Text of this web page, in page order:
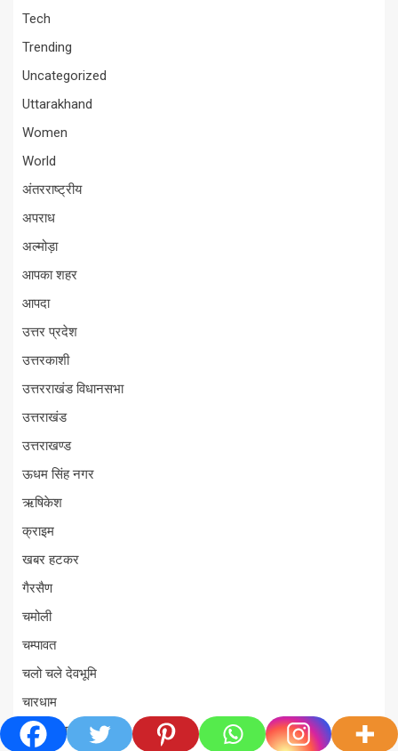
Tech
Trending
Uncategorized
Uttarakhand
Women
World
अंतरराष्ट्रीय
अपराध
अल्मोड़ा
आपका शहर
आपदा
उत्तर प्रदेश
उत्तरकाशी
उत्तरराखंड विधानसभा
उत्तराखंड
उत्तराखण्ड
ऊधम सिंह नगर
ऋषिकेश
क्राइम
खबर हटकर
गैरसैण
चमोली
चम्पावत
चलो चले देवभूमि
चारधाम
चारधाम यात्रा